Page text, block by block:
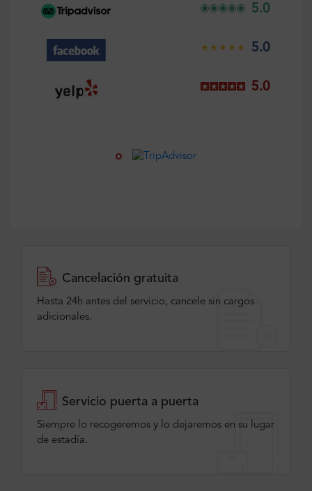
5.0
5.0
5.0
Cancelación gratuita
Hasta 24h antes del servicio, cancele sin cargos
adicionales.
Servicio puerta a puerta
Siempre lo recogeremos y lo dejaremos en su lugar
de estadía.